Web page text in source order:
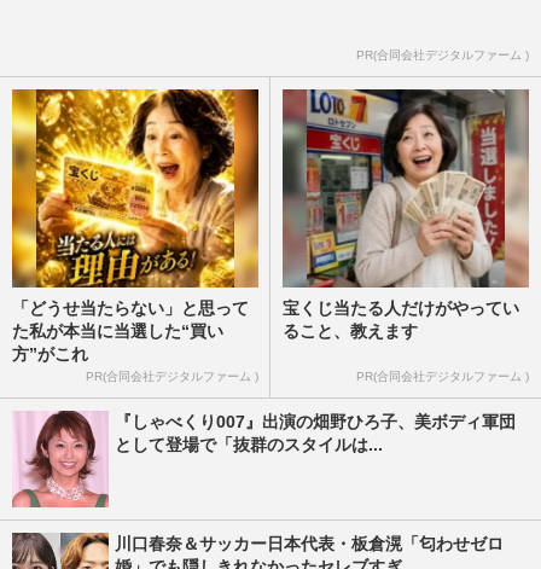
PR(合同会社デジタルファーム )
「どうせ当たらない」と思って
た私が本当に当選した“買い
方”がこれ
PR(合同会社デジタルファーム )
宝くじ当たる人だけがやってい
ること、教えます
PR(合同会社デジタルファーム )
『しゃべくり007』出演の畑野ひろ子、美ボディ軍団
として登場で「抜群のスタイルは...
川口春奈＆サッカー日本代表・板倉滉「匂わせゼロ